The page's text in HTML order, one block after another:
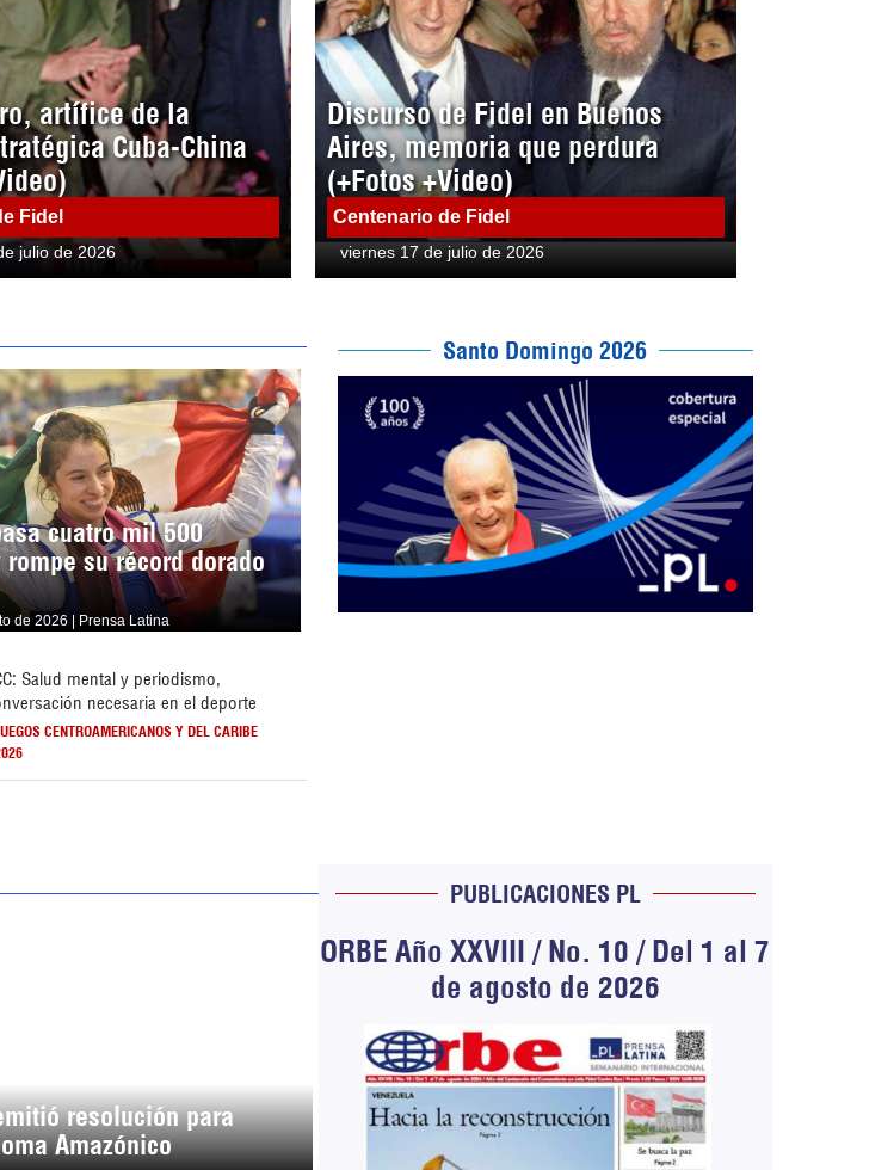
artífice de la
Cuba-China
Fidel
julio de 2026
Discurso de Fidel en Buenos
Aires, memoria que perdura
(+Fotos +Video)
Centenario de Fidel
viernes 17 de julio de 2026
cuatro mil 500
su récord dorado
de 2026 | Prensa Latina
Salud mental y periodismo,
necesaria en el deporte
CENTROAMERICANOS Y DEL CARIBE
Santo Domingo 2026
resolución para
Amazónico
PUBLICACIONES PL
ORBE Año XXVIII / No. 10 / Del 1 al 7
de agosto de 2026